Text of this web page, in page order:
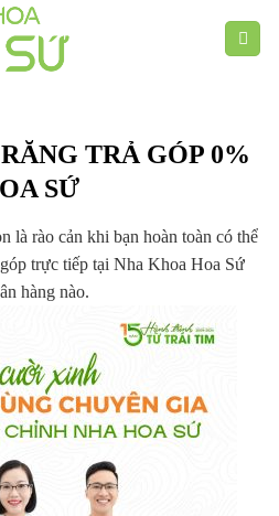
TRẢ GÓP 0%
SỨ
là rào cản khi bạn hoàn toàn có thể
trực tiếp tại Nha Khoa Hoa Sứ
hàng nào.